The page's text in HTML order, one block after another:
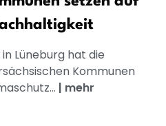
Lüneburg hat die
Kommunen
| mehr